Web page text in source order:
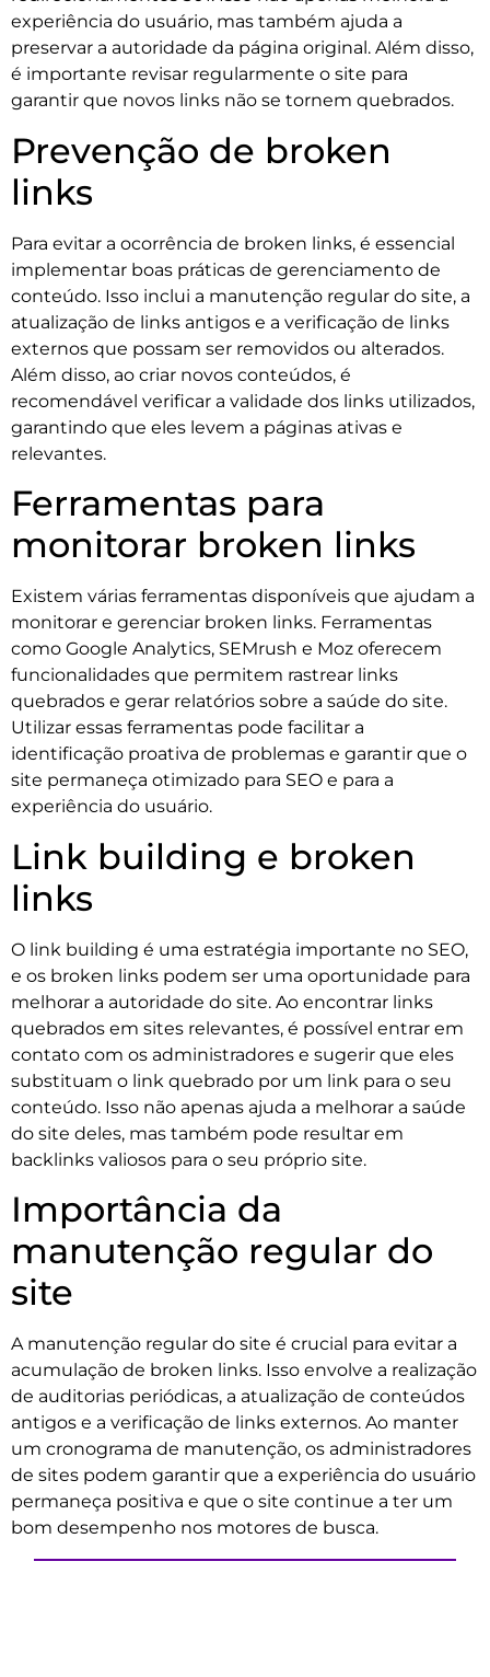
experiência do usuário, mas também ajuda a
preservar a autoridade da página original. Além disso,
é importante revisar regularmente o site para
garantir que novos links não se tornem quebrados.
Prevenção de broken
links
Para evitar a ocorrência de broken links, é essencial
implementar boas práticas de gerenciamento de
conteúdo. Isso inclui a manutenção regular do site, a
atualização de links antigos e a verificação de links
externos que possam ser removidos ou alterados.
Além disso, ao criar novos conteúdos, é
recomendável verificar a validade dos links utilizados,
garantindo que eles levem a páginas ativas e
relevantes.
Ferramentas para
monitorar broken links
Existem várias ferramentas disponíveis que ajudam a
monitorar e gerenciar broken links. Ferramentas
como Google Analytics, SEMrush e Moz oferecem
funcionalidades que permitem rastrear links
quebrados e gerar relatórios sobre a saúde do site.
Utilizar essas ferramentas pode facilitar a
identificação proativa de problemas e garantir que o
site permaneça otimizado para SEO e para a
experiência do usuário.
Link building e broken
links
O link building é uma estratégia importante no SEO,
e os broken links podem ser uma oportunidade para
melhorar a autoridade do site. Ao encontrar links
quebrados em sites relevantes, é possível entrar em
contato com os administradores e sugerir que eles
substituam o link quebrado por um link para o seu
conteúdo. Isso não apenas ajuda a melhorar a saúde
do site deles, mas também pode resultar em
backlinks valiosos para o seu próprio site.
Importância da
manutenção regular do
site
A manutenção regular do site é crucial para evitar a
acumulação de broken links. Isso envolve a realização
de auditorias periódicas, a atualização de conteúdos
antigos e a verificação de links externos. Ao manter
um cronograma de manutenção, os administradores
de sites podem garantir que a experiência do usuário
permaneça positiva e que o site continue a ter um
bom desempenho nos motores de busca.